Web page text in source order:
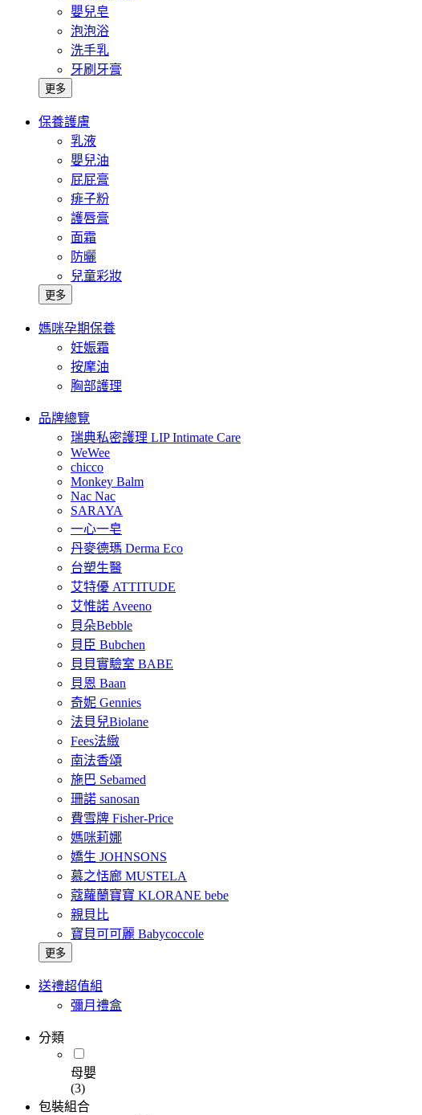
嬰兒皂
泡泡浴
洗手乳
牙刷牙膏
更多
保養護膚
乳液
嬰兒油
屁屁膏
痱子粉
護唇膏
面霜
防曬
兒童彩妝
更多
媽咪孕期保養
妊娠霜
按摩油
胸部護理
品牌總覽
瑞典私密護理 LIP Intimate Care
WeWee
chicco
Monkey Balm
Nac Nac
SARAYA
一心一皂
丹麥德瑪 Derma Eco
台塑生醫
艾特優 ATTITUDE
艾惟諾 Aveeno
貝朵Bebble
貝臣 Bubchen
貝貝實驗室 BABE
貝恩 Baan
奇妮 Gennies
法貝兒Biolane
Fees法緻
南法香頌
施巴 Sebamed
珊諾 sanosan
費雪牌 Fisher-Price
媽咪莉娜
嬌生 JOHNSONS
慕之恬廊 MUSTELA
蔻蘿蘭寶寶 KLORANE bebe
親貝比
寶貝可可麗 Babycoccole
更多
送禮超值組
彌月禮盒
分類
母嬰
(3)
包裝組合